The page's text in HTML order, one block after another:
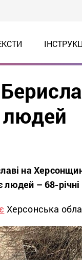
на
– 68-річні
Херсонська